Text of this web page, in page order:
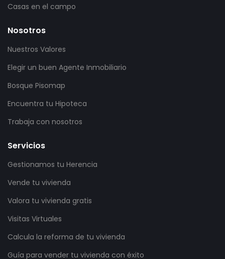
Casas en el campo
Nosotros
Nuestros Valores
Elegir un buen Agente Inmobiliario
Bosque Pisomap
Encuentra tu Hipoteca
Trabaja con nosotros
Servicios
Gestionamos tu Herencia
Vende tu vivienda
Valora tu vivienda gratis
Visitas Virtuales
Calcula la reforma de tu vivienda
Guía para vender tu vivienda con éxito